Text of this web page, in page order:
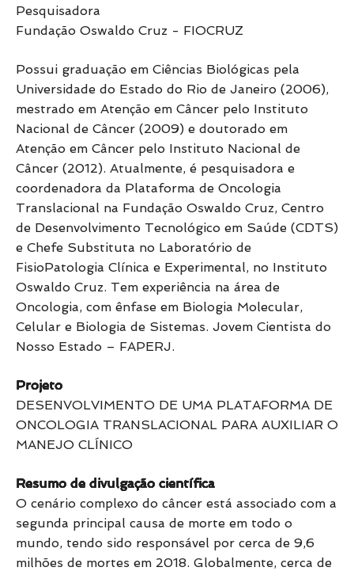
Pesquisadora
Fundação Oswaldo Cruz - FIOCRUZ
Possui graduação em Ciências Biológicas pela
Universidade do Estado do Rio de Janeiro (2006),
mestrado em Atenção em Câncer pelo Instituto
Nacional de Câncer (2009) e doutorado em
Atenção em Câncer pelo Instituto Nacional de
Câncer (2012). Atualmente, é pesquisadora e
coordenadora da Plataforma de Oncologia
Translacional na Fundação Oswaldo Cruz, Centro
de Desenvolvimento Tecnológico em Saúde (CDTS)
e Chefe Substituta no Laboratório de
FisioPatologia Clínica e Experimental, no Instituto
Oswaldo Cruz. Tem experiência na área de
Oncologia, com ênfase em Biologia Molecular,
Celular e Biologia de Sistemas. Jovem Cientista do
Nosso Estado – FAPERJ.
Projeto
DESENVOLVIMENTO DE UMA PLATAFORMA DE
ONCOLOGIA TRANSLACIONAL PARA AUXILIAR O
MANEJO CLÍNICO
Resumo de divulgação científica
O cenário complexo do câncer está associado com a
segunda principal causa de morte em todo o
mundo, tendo sido responsável por cerca de 9,6
milhões de mortes em 2018. Globalmente, cerca de